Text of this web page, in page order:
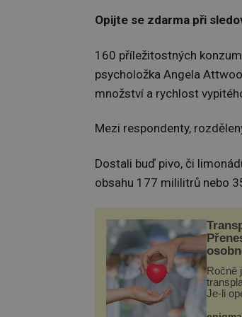
Opijte se zdarma při
160 příležitostných
psycholožka Angela
množství a rychlost
Mezi respondenty,
Dostali buď pivo, či
obsahu 177 mililitrů nebo
Ročně
Je-li